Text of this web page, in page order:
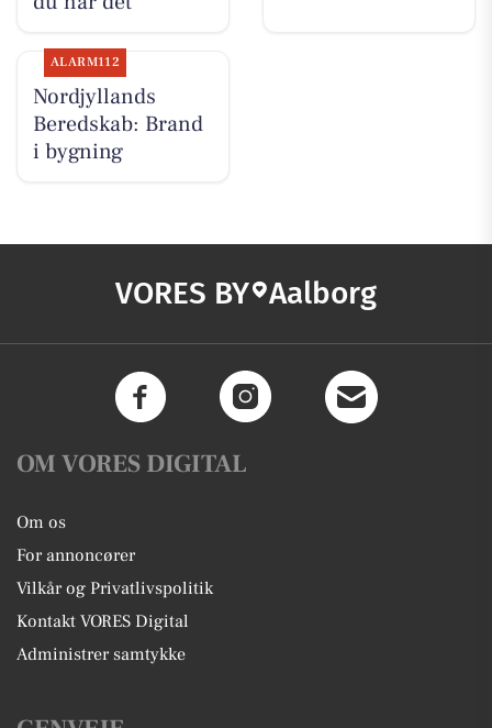
ALARM112
Nordjyllands
Beredskab: Brand
i bygning
VORES BY Aalborg
OM VORES DIGITAL
Om os
For annoncører
Vilkår og Privatlivspolitik
Kontakt VORES Digital
Administrer samtykke